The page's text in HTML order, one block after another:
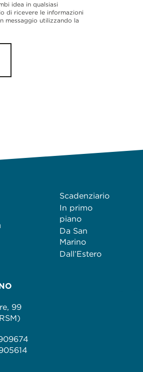
idea in qualsiasi
di ricevere le informazioni
messaggio utilizzando la
Scadenziario
In primo
piano
Da San
Marino
Dall’Estero
99